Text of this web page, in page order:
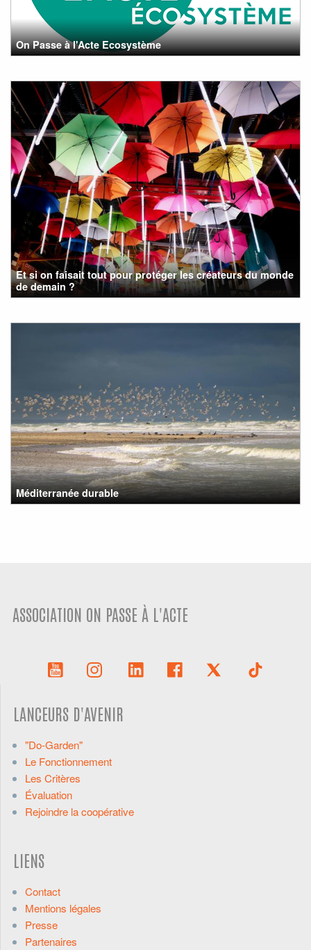
On Passe à l'Acte Ecosystème
Et si on faisait tout pour protéger les créateurs du monde
de demain ?
Méditerranée durable
ASSOCIATION ON PASSE À L'ACTE
LANCEURS D'AVENIR
"Do-Garden"
Le Fonctionnement
Les Critères
Évaluation
Rejoindre la coopérative
LIENS
Contact
Mentions légales
Presse
Partenaires